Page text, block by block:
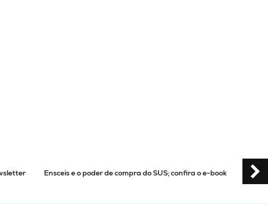
do SUS; confira o e-book
Atualizações regulatórias em julho: